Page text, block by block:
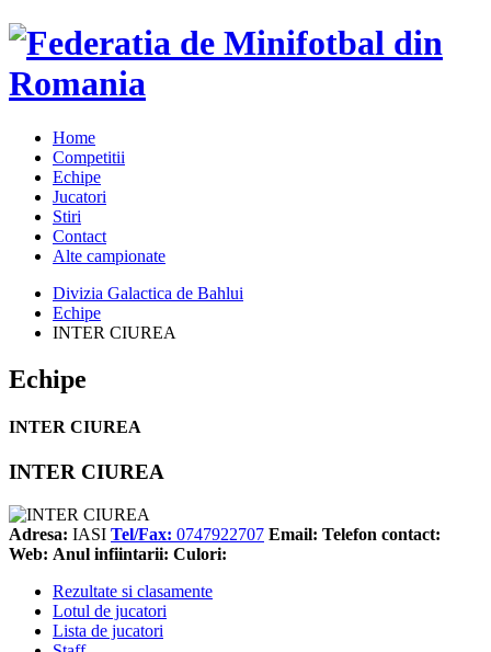
Home
Competitii
Echipe
Jucatori
Stiri
Contact
Alte campionate
Divizia Galactica de Bahlui
Echipe
INTER CIUREA
Echipe
INTER CIUREA
INTER CIUREA
Adresa: IASI Tel/Fax: 0747922707 Email: Telefon contact:
Web: Anul infiintarii: Culori:
Rezultate si clasamente
Lotul de jucatori
Lista de jucatori